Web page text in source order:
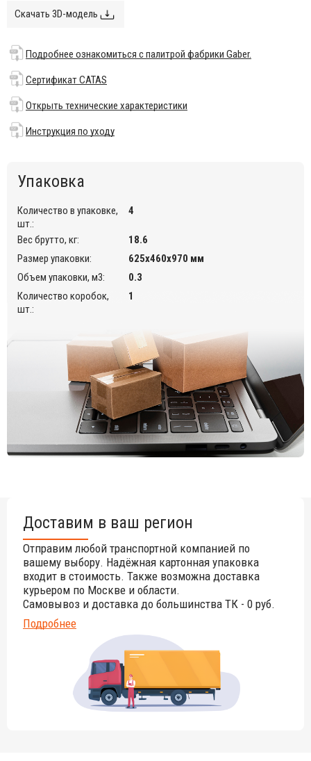
Это удобный, обтекаемый, легкий и универсальный, который
идеально подходит для общественных помещений, таких как
столовая современного дома.
Особенности:
технополимера.
Возможные цвета указаны в палитре на сайте.
Подробнее ознакомиться с палитрой фабрики Gaber.
Предназначен для использования в помещении и на
Изделие протестировано CATAS.
Сертификат CATAS
Открыть технические характеристики
Инструкция по уходу
Для уточнения всех возможных вариантов материала и
Скачать 3D-модель
Подробнее ознакомиться с палитрой фабрики Gaber.
Сертификат CATAS
Открыть технические характеристики
Инструкция по уходу
Упаковка
Количество в упаковке,
шт.:
4
Вес брутто, кг:
18.6
Размер упаковки:
625х460х970 мм
Объем упаковки, м3:
0.3
Количество коробок,
шт.:
1
Доставим в ваш регион
Отправим любой транспортной компанией по
вашему выбору. Надёжная картонная упаковка
входит в стоимость. Также возможна доставка
курьером по Москве и области.
Самовывоз и доставка до большинства ТК - 0 руб.
Подробнее